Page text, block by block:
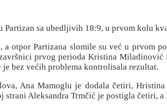
Partizan sa ubedljivih 18:9, u prvom kolu
a otpor Partizana slomile su već u prvom
prvog perioda Kristina
bez većih problema kontrolisala rezultat.
Ana Mamoglu je dodala četiri,
strani Aleksandra Trmčić je postigla četiri,